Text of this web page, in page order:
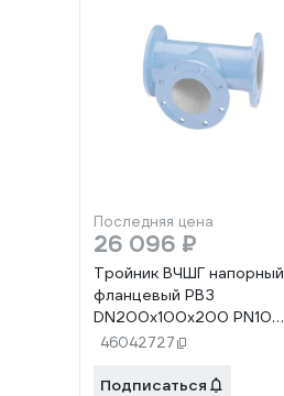
Последняя цена
26 096 ₽
Тройник ВЧШГ напорный
фланцевый РВЗ
DN200х100х200 PN10
L=600мм с ЦПП 32918
46042727
Подписаться